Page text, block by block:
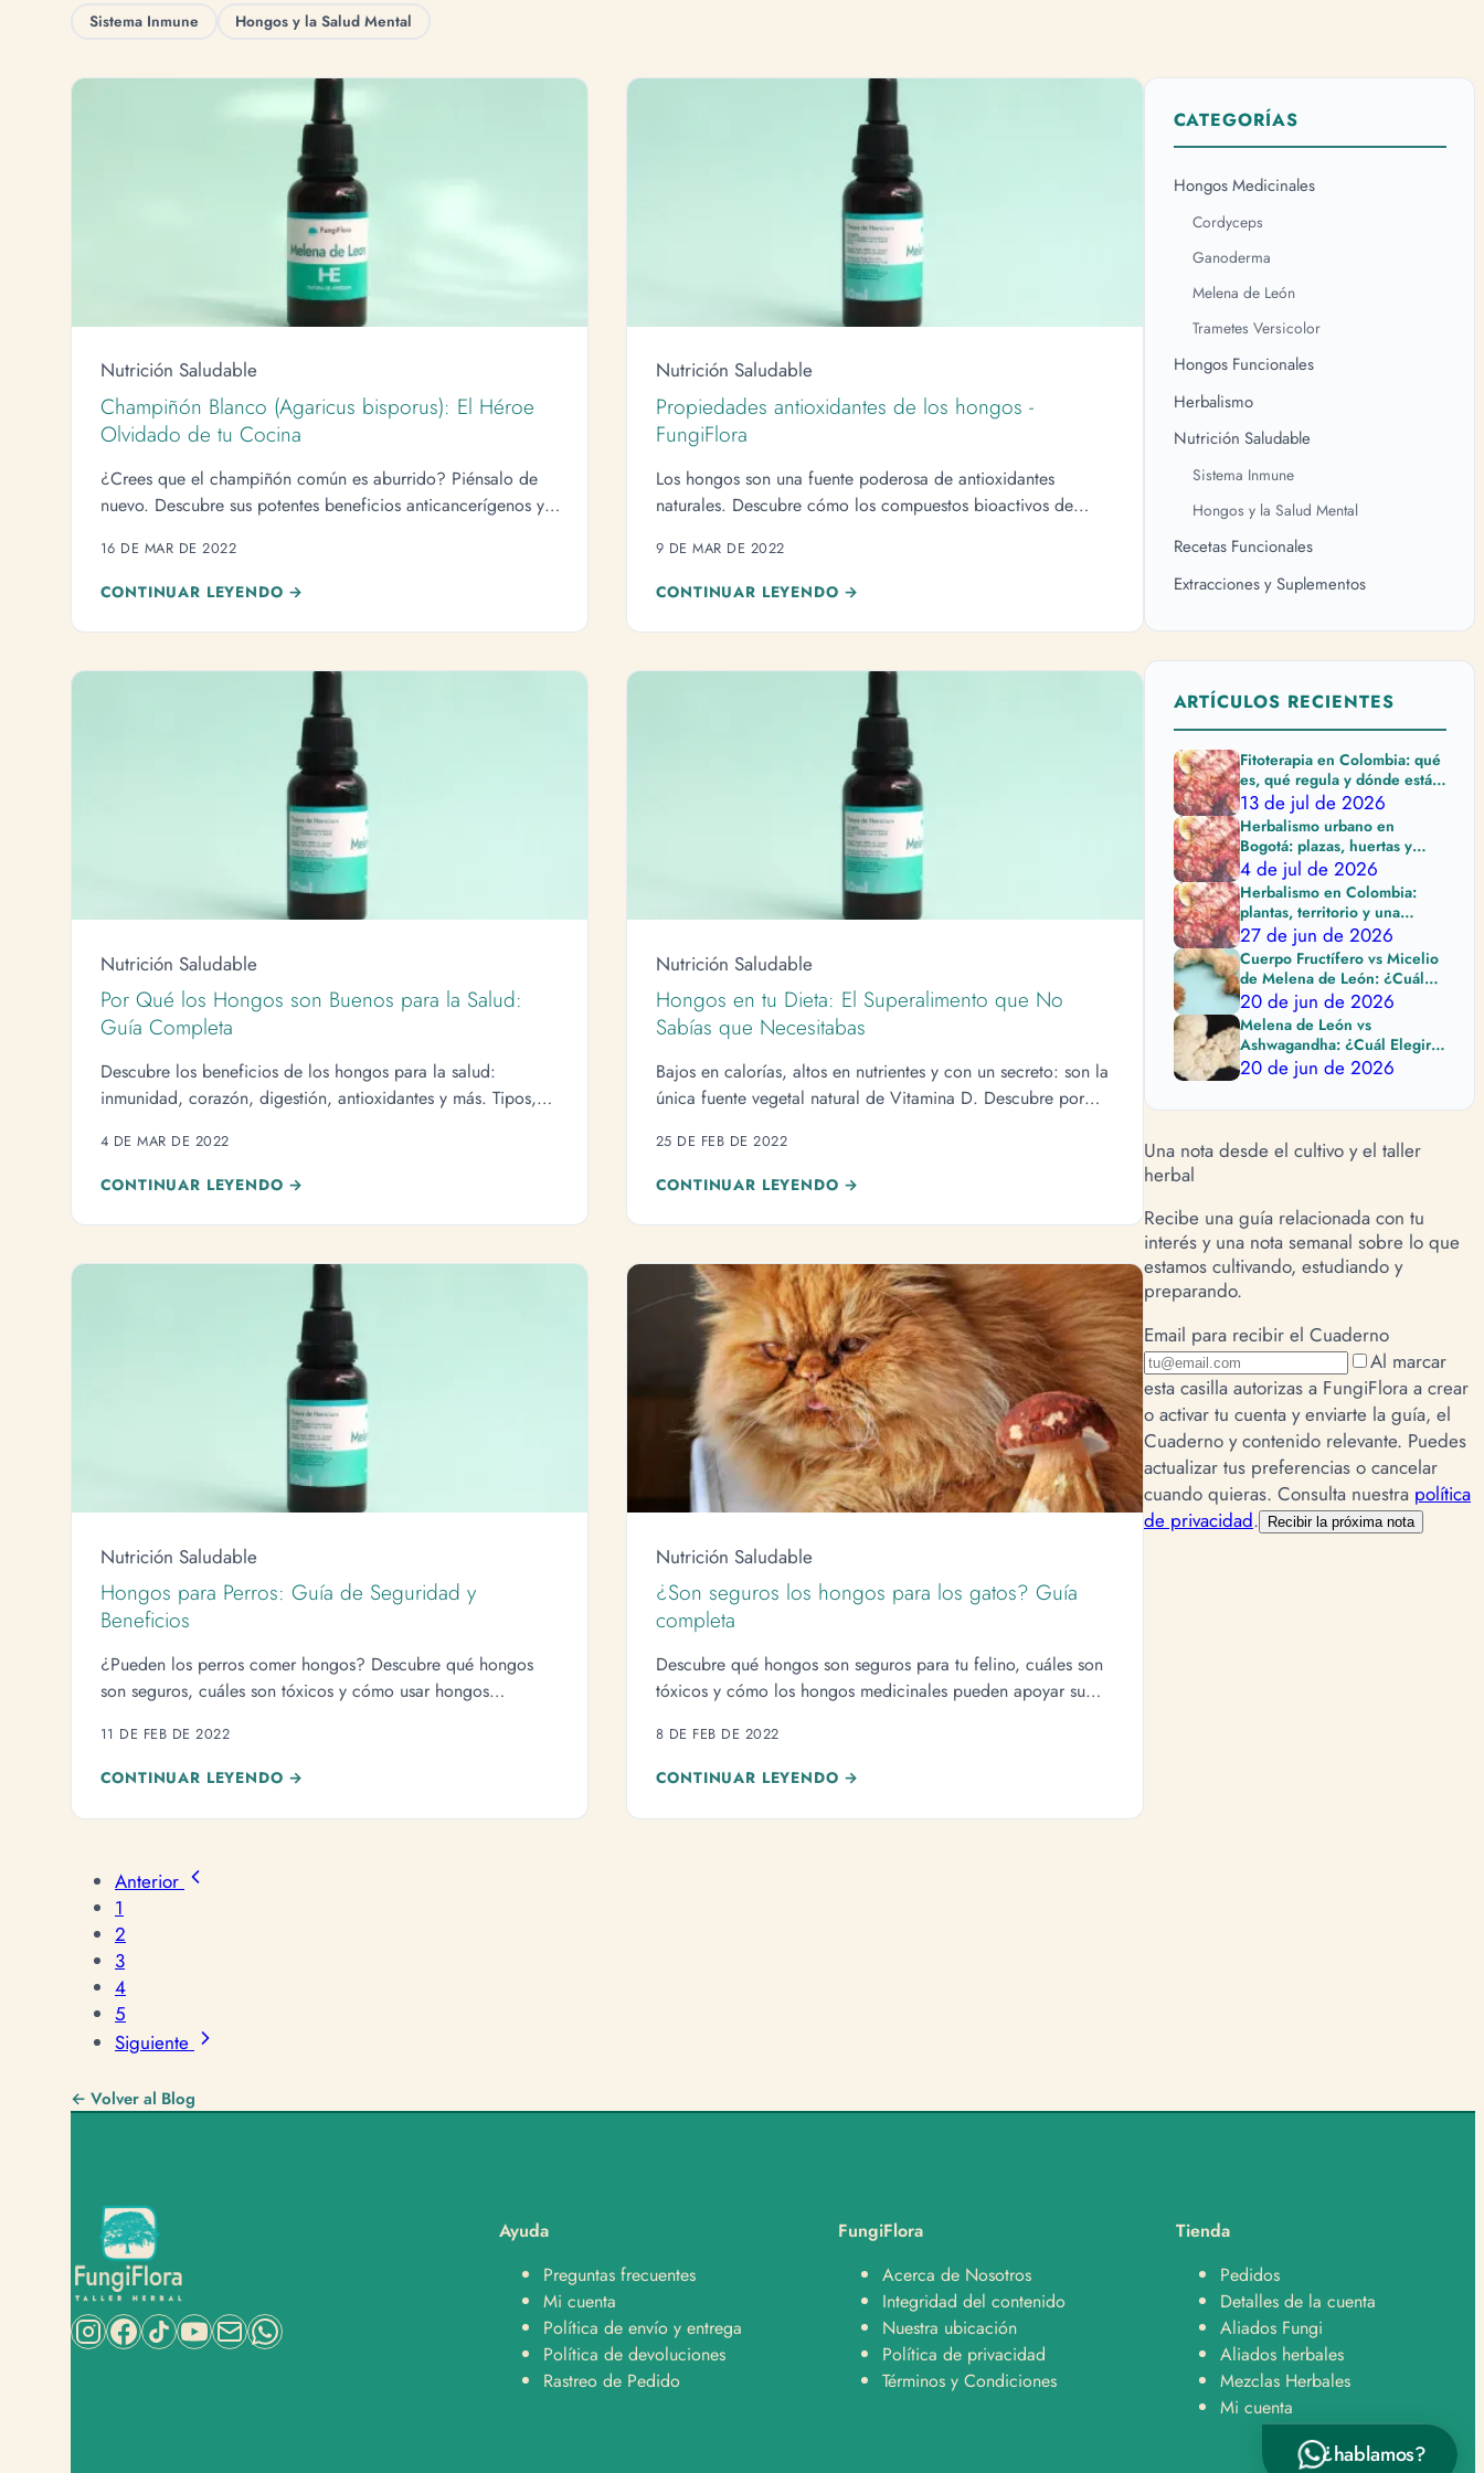
Sistema Inmune Hongos y la Salud Mental
Nutrición Saludable
Champiñón Blanco (Agaricus bisporus): El Héroe
Olvidado de tu Cocina
¿Crees que el champiñón común es aburrido? Piénsalo de
nuevo. Descubre sus potentes beneficios anticancerígenos y
16 DE MAR DE 2022
CONTINUAR LEYENDO →
Nutrición Saludable
Propiedades antioxidantes de los hongos -
FungiFlora
Los hongos son una fuente poderosa de antioxidantes
naturales. Descubre cómo los compuestos bioactivos de
cuerpo del estrés oxidativo y las enfermedades crónicas.
9 DE MAR DE 2022
CONTINUAR LEYENDO →
Nutrición Saludable
Por Qué los Hongos son Buenos para la Salud:
Guía Completa
Descubre los beneficios de los hongos para la salud:
inmunidad, corazón, digestión, antioxidantes y más. Tipos,
4 DE MAR DE 2022
CONTINUAR LEYENDO →
Nutrición Saludable
Hongos en tu Dieta: El Superalimento que No
Sabías que Necesitabas
Bajos en calorías, altos en nutrientes y con un secreto: son la
única fuente vegetal natural de Vitamina D. Descubre por
25 DE FEB DE 2022
CONTINUAR LEYENDO →
Nutrición Saludable
Hongos para Perros: Guía de Seguridad y
Beneficios
¿Pueden los perros comer hongos? Descubre qué hongos
son seguros, cuáles son tóxicos y cómo usar hongos
11 DE FEB DE 2022
CONTINUAR LEYENDO →
Nutrición Saludable
¿Son seguros los hongos para los gatos? Guía
completa
Descubre qué hongos son seguros para tu felino, cuáles son
tóxicos y cómo los hongos medicinales pueden apoyar su
8 DE FEB DE 2022
CONTINUAR LEYENDO →
Anterior
1
2
3
4
5
Siguiente
← Volver al Blog
CATEGORÍAS
Hongos Medicinales
Cordyceps
Ganoderma
Melena de León
Trametes Versicolor
Hongos Funcionales
Herbalismo
Nutrición Saludable
Sistema Inmune
Hongos y la Salud Mental
Recetas Funcionales
Extracciones y Suplementos
ARTÍCULOS RECIENTES
Fitoterapia en Colombia: qué
es, qué regula y dónde están
sus límites
13 de jul de 2026
Herbalismo urbano en
Bogotá: plazas, huertas y
cuidado al elegir plantas
4 de jul de 2026
Herbalismo en Colombia:
plantas, territorio y una
práctica que pide cuidado
27 de jun de 2026
Cuerpo Fructífero vs Micelio
de Melena de León: ¿Cuál
Comprar?
20 de jun de 2026
Melena de León vs
Ashwagandha: ¿Cuál Elegir
Según tu Objetivo?
20 de jun de 2026
Una nota desde el cultivo y el taller
herbal
Recibe una guía relacionada con tu
interés y una nota semanal sobre lo que
estamos cultivando, estudiando y
preparando.
Email para recibir el Cuaderno
Al marcar
esta casilla autorizas a FungiFlora a crear
o activar tu cuenta y enviarte la guía, el
Cuaderno y contenido relevante. Puedes
actualizar tus preferencias o cancelar
cuando quieras. Consulta nuestra política
de privacidad. Recibir la próxima nota
Ayuda
Preguntas frecuentes
Mi cuenta
Política de envío y entrega
Política de devoluciones
Rastreo de Pedido
FungiFlora
Acerca de Nosotros
Integridad del contenido
Nuestra ubicación
Política de privacidad
Términos y Condiciones
Tienda
Pedidos
Detalles de la cuenta
Aliados Fungi
Aliados herbales
Mezclas Herbales
Mi cuenta
¿hablamos?
¿En qué te podemos ayudar?
Hola, quiero saber sobre envíos y despachos 🚚
Hola, tengo una pregunta sobre un producto 👋
Enviar por WhatsApp